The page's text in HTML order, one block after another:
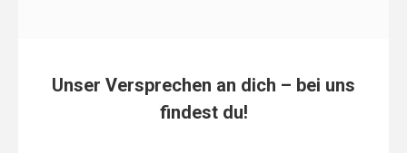
Unser Versprechen an dich – bei uns
findest du!